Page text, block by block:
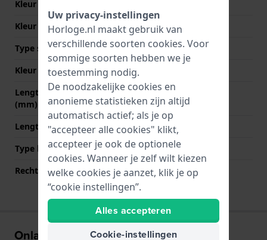
Kleur Band
Kleur stiksel
Grijs
Type sluiting
Gesp
Kleur sluiting
Grijs
Lengte band op 12 uur
(mm)
75 mm
Lengte band op 6 uur (mm) 115 mm
Type bevestiging
Bandpennen
Rechte bandaanzet
Ja
Onlangs bekeken
Uw privacy-instellingen
Horloge.nl maakt gebruik van
verschillende soorten cookies. Voor
sommige soorten hebben we je
toestemming nodig.
De noodzakelijke cookies en
anonieme statistieken zijn altijd
automatisch actief; als je op
"accepteer alle cookies" klikt,
accepteer je ook de optionele
cookies. Wanneer je zelf wilt kiezen
welke cookies je aanzet, klik je op
“cookie instellingen”.
Alles accepteren
Cookie-instellingen